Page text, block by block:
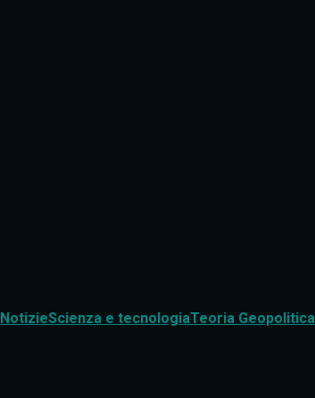
NotizieScienza e tecnologiaTeoria Geopolitica